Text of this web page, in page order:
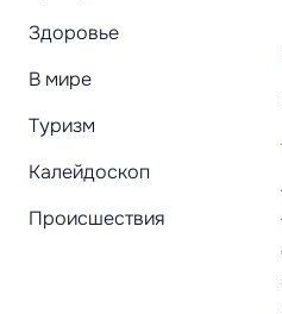
Здоровье
В мире
Туризм
Калейдоскоп
Происшествия